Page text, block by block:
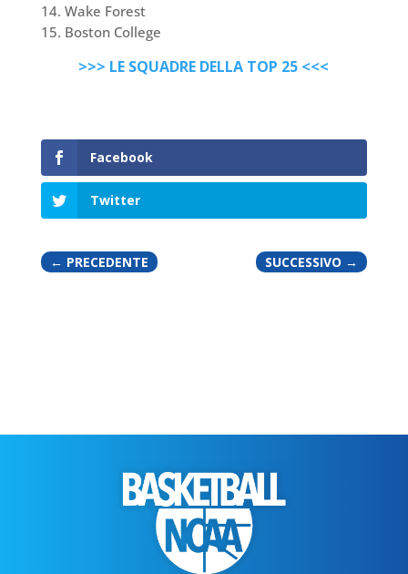
14. Wake Forest
15. Boston College
>>> LE SQUADRE DELLA TOP 25 <<<
Facebook
Twitter
← PRECEDENTE SUCCESSIVO →